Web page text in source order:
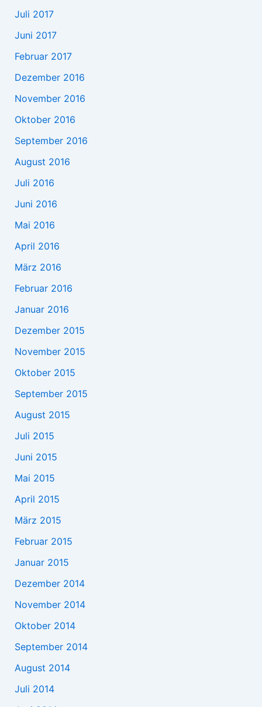
Juli 2017
Juni 2017
Februar 2017
Dezember 2016
November 2016
Oktober 2016
September 2016
August 2016
Juli 2016
Juni 2016
Mai 2016
April 2016
März 2016
Februar 2016
Januar 2016
Dezember 2015
November 2015
Oktober 2015
September 2015
August 2015
Juli 2015
Juni 2015
Mai 2015
April 2015
März 2015
Februar 2015
Januar 2015
Dezember 2014
November 2014
Oktober 2014
September 2014
August 2014
Juli 2014